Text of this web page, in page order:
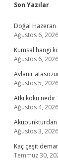
Son Yazılar
Doğal Hazeran
Ağustos 6, 2026
Kumsal hangi
Ağustos 6, 2026
Avlanır
Ağustos 5, 2026
Atkı kökü nedir
Ağustos 4, 2026
Akupunkturdan
Ağustos 3, 2026
Kaç çeşit
Temmuz 30,